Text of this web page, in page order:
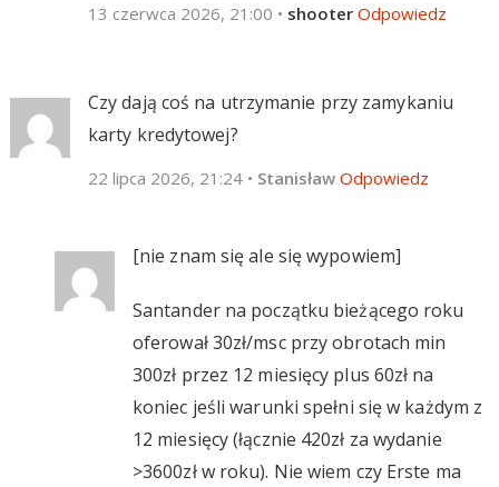
13 czerwca 2026, 21:00 • shooter Odpowiedz
Czy dają coś na utrzymanie przy zamykaniu
karty kredytowej?
22 lipca 2026, 21:24 • Stanisław Odpowiedz
[nie znam się ale się wypowiem]
Santander na początku bieżącego roku
oferował 30zł/msc przy obrotach min
300zł przez 12 miesięcy plus 60zł na
koniec jeśli warunki spełni się w każdym z
12 miesięcy (łącznie 420zł za wydanie
>3600zł w roku). Nie wiem czy Erste ma